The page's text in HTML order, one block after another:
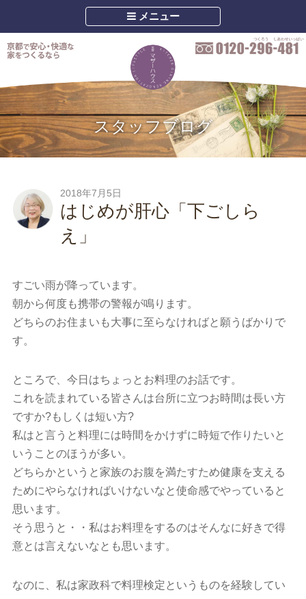
メニュー
スタッフブログ
2018年7月5日
はじめが肝心「下ごしら
え」
すごい雨が降っています。
朝から何度も携帯の警報が鳴ります。
どちらのお住まいも大事に至らなければと願うばかりで
す。
ところで、今日はちょっとお料理のお話です。
これを読まれている皆さんは台所に立つお時間は長い方
ですか?もしくは短い方?
私はと言うと料理には時間をかけずに時短で作りたいと
いうことのほうが多い。
どちらかというと家族のお腹を満たすため健康を支える
ためにやらなければいけないなと使命感でやっていると
思います。
そう思うと・・私はお料理をするのはそんなに好きで得
意とは言えないなとも思います。
なのに、私は家政科で料理検定というものを経験してい